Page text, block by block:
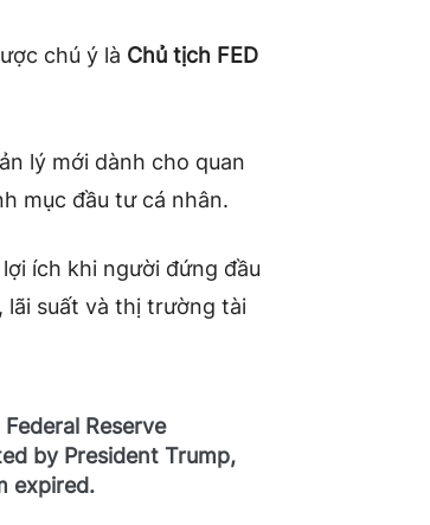
chú ý là Chủ tịch FED
lý mới dành cho quan
mục đầu tư cá nhân.
ích khi người đứng đầu
lãi suất và thị trường tài
Reserve
by President Trump,
expired.